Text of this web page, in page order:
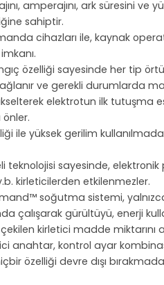
amperajını, ark süresini ve
sahiptir.
cihazları ile, kaynak
özelliği sayesinde her tip
ve gerekli durumlarda
elektrotun ilk tutuşma
önler.
ile yüksek gerilim
teknolojisi sayesinde,
kirleticilerden etkilenmezler.
soğutma sistemi,
çalışarak gürültüyü, enerji
kirletici madde miktarını
anahtar, kontrol ayar
özelliği devre dışı